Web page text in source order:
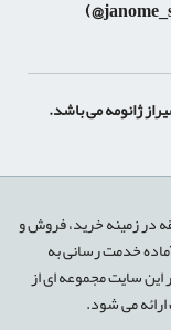
زمینه خرید، فروش و
خدمت رسانی به
سایت مجموعه ای از
می شود.